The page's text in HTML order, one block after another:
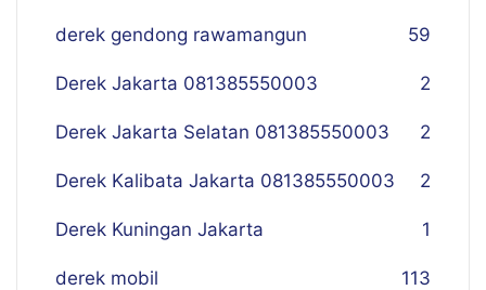
derek gendong rawamangun 59
Derek Jakarta 081385550003 2
Derek Jakarta Selatan 081385550003 2
Derek Kalibata Jakarta 081385550003 2
Derek Kuningan Jakarta 1
derek mobil 113